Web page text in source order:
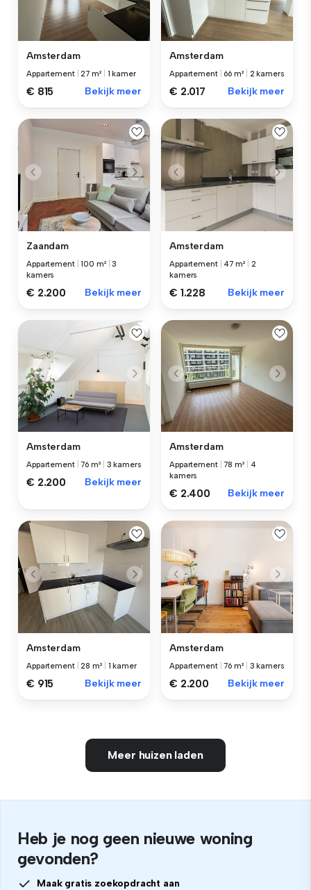
Amsterdam
Appartement |27 m² 1 kamer
€ 815 Bekijk meer
Amsterdam
Appartement 66 m² 2 kamers
€ 2.017 Bekijk meer
Zaandam
Appartement |100 m² |3
kamers
€ 2.200 Bekijk meer
Amsterdam
Appartement 47 m²
2
kamers
€ 1.228 Bekijk meer
Amsterdam
Appartement |76 m² 3 kamers
€ 2.200 Bekijk meer
Amsterdam
Appartement |78 m²
4
kamers
€ 2.400 Bekijk meer
Amsterdam
Appartement |28 m² 1 kamer
€ 915 Bekijk meer
Amsterdam
Appartement |76 m² 3 kamers
€ 2.200 Bekijk meer
Meer huizen laden
Heb je nog geen nieuwe woning
gevonden?
Maak gratis zoekopdracht aan